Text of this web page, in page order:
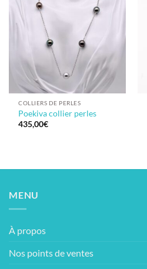
COLLIERS DE PERLES
Poekiva collier perles
435,00€
MENU
À propos
Nos points de ventes